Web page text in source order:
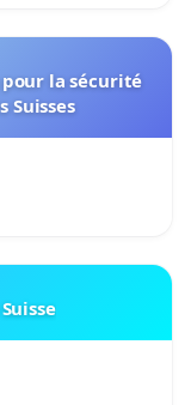
pour la sécurité
Suisses